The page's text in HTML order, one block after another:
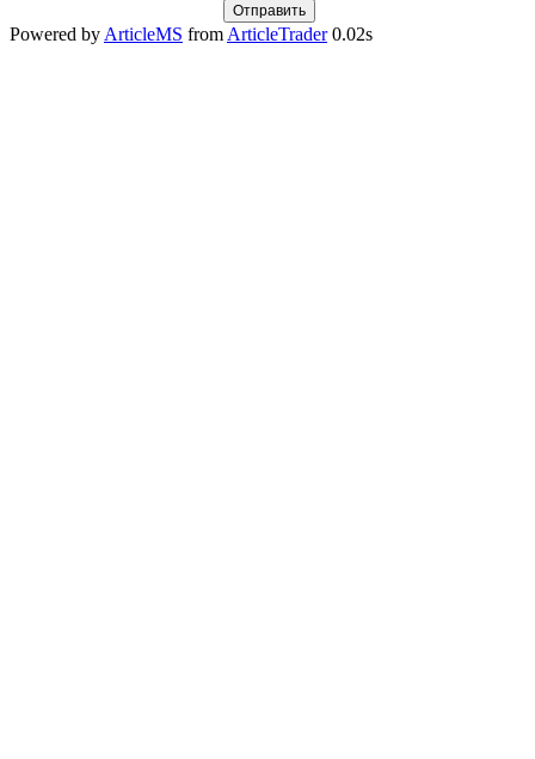
Powered by ArticleMS from ArticleTrader0.02s